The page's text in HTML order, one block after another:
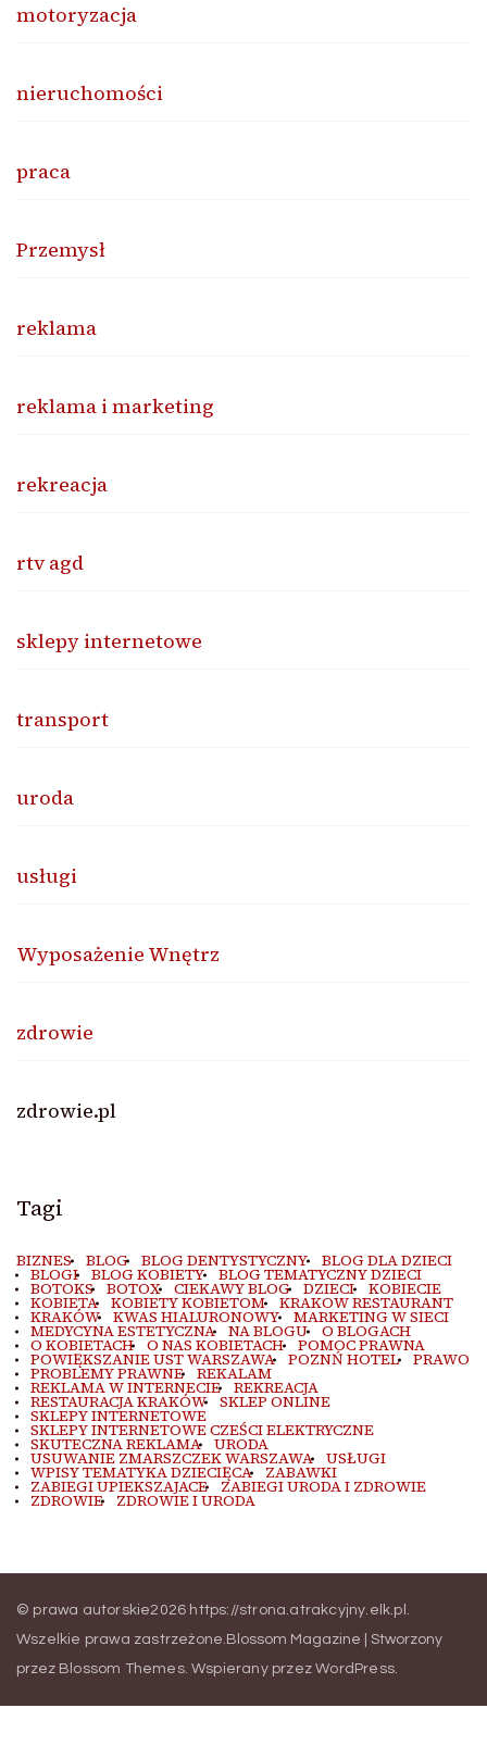
motoryzacja
nieruchomości
praca
Przemysł
reklama
reklama i marketing
rekreacja
rtv agd
sklepy internetowe
transport
uroda
usługi
Wyposażenie Wnętrz
zdrowie
zdrowie.pl
Tagi
BIZNES BLOG BLOG DENTYSTYCZNY BLOG DLA DZIECI
BLOGI BLOG KOBIETY BLOG TEMATYCZNY DZIECI
BOTOKS BOTOX CIEKAWY BLOG DZIECI KOBIECIE
KOBIETA KOBIETY KOBIETOM KRAKOW RESTAURANT
KRAKÓW KWAS HIALURONOWY MARKETING W SIECI
MEDYCYNA ESTETYCZNA NA BLOGU O BLOGACH
O KOBIETACH O NAS KOBIETACH POMOC PRAWNA
POWIĘKSZANIE UST WARSZAWA POZNŃ HOTEL PRAWO
PROBLEMY PRAWNE REKALAM
REKLAMA W INTERNECIE REKREACJA
RESTAURACJA KRAKÓW SKLEP ONLINE
SKLEPY INTERNETOWE
SKLEPY INTERNETOWE CZEŚCI ELEKTRYCZNE
SKUTECZNA REKLAMA URODA
USUWANIE ZMARSZCZEK WARSZAWA USŁUGI
WPISY TEMATYKA DZIECIĘCA ZABAWKI
ZABIEGI UPIEKSZAJACE ZABIEGI URODA I ZDROWIE
ZDROWIE ZDROWIE I URODA
© prawa autorskie2026 https://strona.atrakcyjny.elk.pl .
Wszelkie prawa zastrzeżone. Blossom Magazine | Stworzony
przez Blossom Themes. Wspierany przezWordPress.